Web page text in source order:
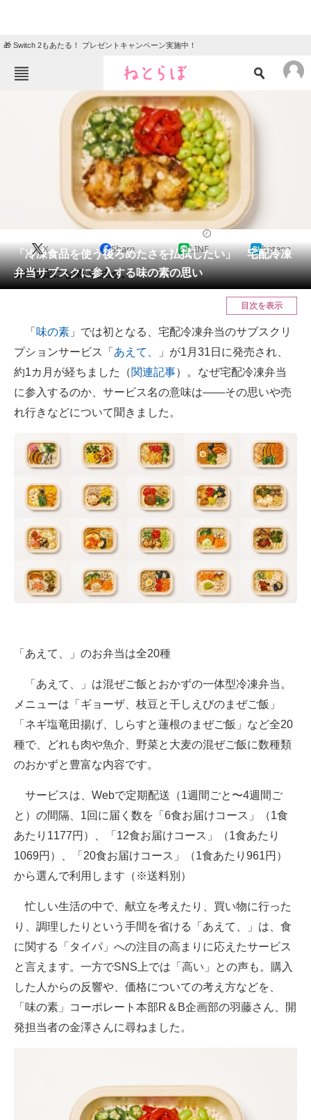
🎁 Switch 2もあたる！ プレゼントキャンペーン実施中！
ねとらぼメニュー
ニュース
クイズ
地域
教育・育児
リサーチ
会員記事
メディア
ITの今と未来を見通す
スマホと通信の最新トレンド
進化するPCとデバイスの未来
ビジネスと働き方のヒント
AI活用のいまが分かる
経営リーダーのコミュニティ
マーケ×ITの今がよく分かる
製造業のIT導入・活用を支援
モノづくり技術者専門サイト
エレクトロニクス専門サイト
電子設計の基本と応用
エネルギーの専門メディア
建設×テクノロジーの最前線
ちょっと気になるネットの話題
「冷凍食品を使う後ろめたさを払拭したい」 宅配冷凍
弁当サブスクに参入する味の素の思い
X Share LINE hatena
価格設定にも深い理由が。
目次を表示
「 味の素 」では初となる、宅配冷凍弁当のサブスクリ
プションサービス「 あえて、
」が1月31日に発売され、
約1カ月が経ちました（関連記事）。なぜ宅配冷凍弁当
に参入するのか、サービス名の意味は――その思いや売
れ行きなどについて聞きました。
「あえて、」のお弁当は全20種
「あえて、」は混ぜご飯とおかずの一体型冷凍弁当。
メニューは「ギョーザ、枝豆と干しえびのまぜご飯」
「ネギ塩竜田揚げ、しらすと蓮根のまぜご飯」など全20
種で、どれも肉や魚介、野菜と大麦の混ぜご飯に数種類
のおかずと豊富な内容です。
サービスは、Webで定期配送（1週間ごと〜4週間ご
と）の間隔、1回に届く数を「6食お届けコース」（1食
あたり1177円）、「12食お届けコース」（1食あたり
1069円）、「20食お届けコース」（1食あたり961円）
から選んで利用します（※送料別）
忙しい生活の中で、献立を考えたり、買い物に行った
り、調理したりという手間を省ける「あえて、」は、食
に関する「タイパ」への注目の高まりに応えたサービス
と言えます。一方でSNS上では「高い」との声も。購入
した人からの反響や、価格についての考え方などを、
「味の素」コーポレート本部R＆B企画部の羽藤さん、開
発担当者の金澤さんに尋ねました。